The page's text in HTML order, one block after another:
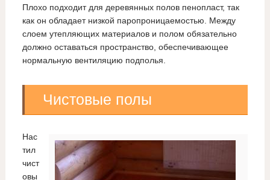
Плохо подходит для деревянных полов пенопласт, так
как он обладает низкой паропроницаемостью. Между
слоем утепляющих материалов и полом обязательно
должно оставаться пространство, обеспечивающее
нормальную вентиляцию подполья.
Чистовые полы
Нас
тил
чист
овы